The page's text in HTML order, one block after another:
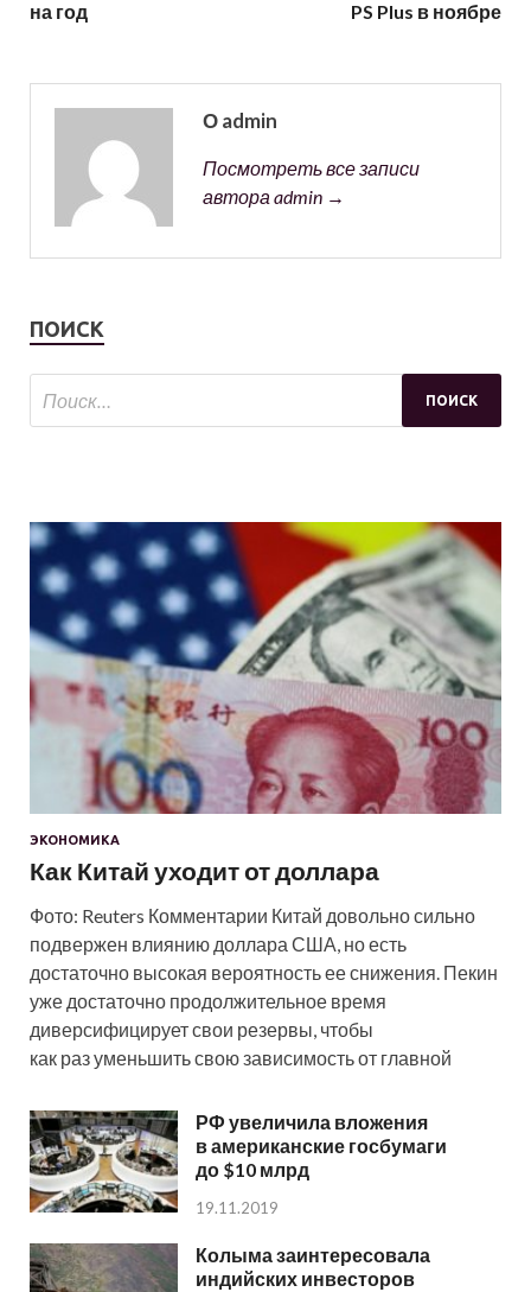
на год PS Plus в ноябре
О admin
Посмотреть все записи
автора admin →
ПОИСК
ЭКОНОМИКА
Как Китай уходит от доллара
Фото: Reuters Комментарии Китай довольно сильно
подвержен влиянию доллара США, но есть
достаточно высокая вероятность ее снижения. Пекин
уже достаточно продолжительное время
диверсифицирует свои резервы, чтобы
как раз уменьшить свою зависимость от главной
РФ увеличила вложения
в американские госбумаги
до $10 млрд
19.11.2019
Колыма заинтересовала
индийских инвесторов